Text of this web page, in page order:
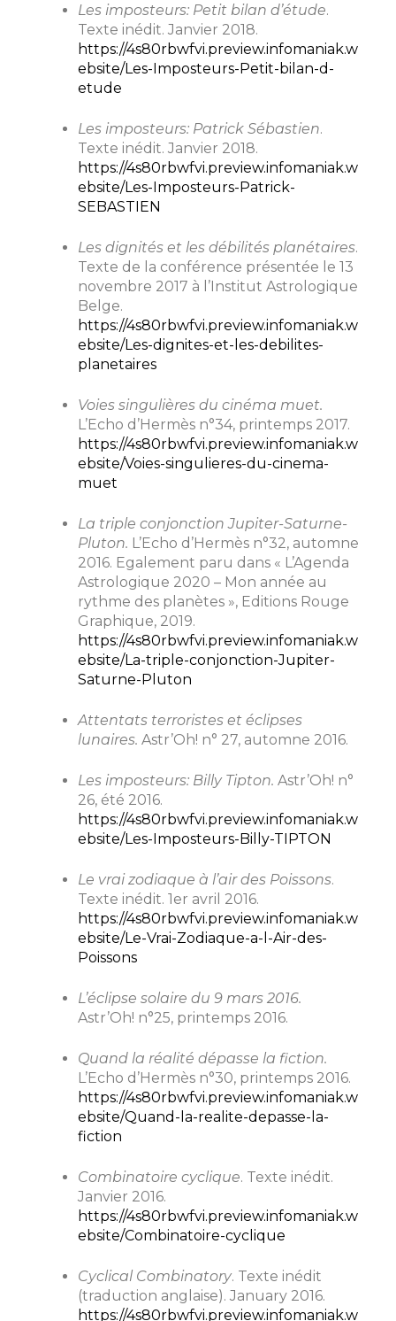
Les imposteurs: Petit bilan d’étude.
Texte inédit. Janvier 2018.
https://4s80rbwfvi.preview.infomaniak.w
ebsite/Les-Imposteurs-Petit-bilan-d-
etude
Les imposteurs: Patrick Sébastien.
Texte inédit. Janvier 2018.
https://4s80rbwfvi.preview.infomaniak.w
ebsite/Les-Imposteurs-Patrick-
SEBASTIEN
Les dignités et les débilités planétaires.
Texte de la conférence présentée le 13
novembre 2017 à l’Institut Astrologique
Belge.
https://4s80rbwfvi.preview.infomaniak.w
ebsite/Les-dignites-et-les-debilites-
planetaires
Voies singulières du cinéma muet.
L’Echo d’Hermès n°34, printemps 2017.
https://4s80rbwfvi.preview.infomaniak.w
ebsite/Voies-singulieres-du-cinema-
muet
La triple conjonction Jupiter-Saturne-
Pluton. L’Echo d’Hermès n°32, automne
2016. Egalement paru dans « L’Agenda
Astrologique 2020 – Mon année au
rythme des planètes », Editions Rouge
Graphique, 2019.
https://4s80rbwfvi.preview.infomaniak.w
ebsite/La-triple-conjonction-Jupiter-
Saturne-Pluton
Attentats terroristes et éclipses
lunaires. Astr’Oh! n° 27, automne 2016.
Les imposteurs: Billy Tipton. Astr’Oh! n°
26, été 2016.
https://4s80rbwfvi.preview.infomaniak.w
ebsite/Les-Imposteurs-Billy-TIPTON
Le vrai zodiaque à l’air des Poissons.
Texte inédit. 1er avril 2016.
https://4s80rbwfvi.preview.infomaniak.w
ebsite/Le-Vrai-Zodiaque-a-l-Air-des-
Poissons
L’éclipse solaire du 9 mars 2016.
Astr’Oh! n°25, printemps 2016.
Quand la réalité dépasse la fiction.
L’Echo d’Hermès n°30, printemps 2016.
https://4s80rbwfvi.preview.infomaniak.w
ebsite/Quand-la-realite-depasse-la-
fiction
Combinatoire cyclique. Texte inédit.
Janvier 2016.
https://4s80rbwfvi.preview.infomaniak.w
ebsite/Combinatoire-cyclique
Cyclical Combinatory. Texte inédit
(traduction anglaise). January 2016.
https://4s80rbwfvi.preview.infomaniak.w